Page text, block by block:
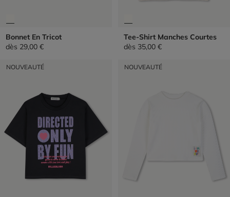
Bonnet En Tricot
dès 29,00 €
Tee-Shirt Manches Courtes
dès 35,00 €
NOUVEAUTÉ NOUVEAUTÉ